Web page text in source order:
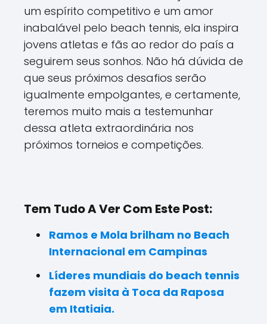
um espírito competitivo e um amor
inabalável pelo beach tennis, ela inspira
jovens atletas e fãs ao redor do país a
seguirem seus sonhos. Não há dúvida de
que seus próximos desafios serão
igualmente empolgantes, e certamente,
teremos muito mais a testemunhar
dessa atleta extraordinária nos
próximos torneios e competições.
Tem Tudo A Ver Com Este Post:
Ramos e Mola brilham no Beach
Internacional em Campinas
Líderes mundiais do beach tennis
fazem visita à Toca da Raposa
em Itatiaia.